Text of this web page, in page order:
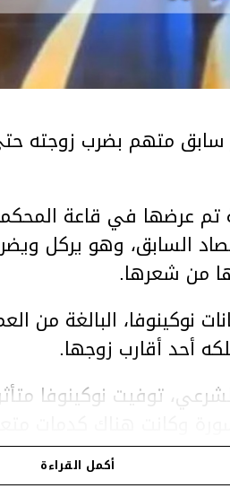
متهم بضرب زوجته
عرضها في قاعة
السابق، وهو يركل
من شعرها.
أحد أقارب زوجها.
توفيت نوكينوفا
أكمل القراءة